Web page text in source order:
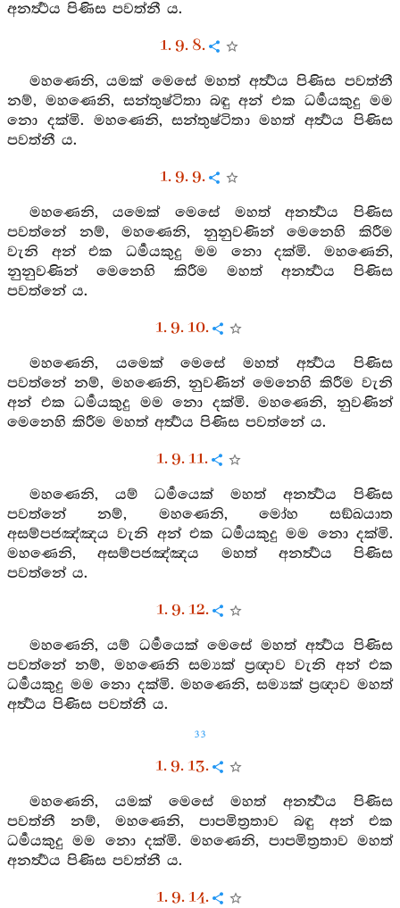
අනර්‍ත්‍ථය පිණිස පවත්නී ය.
1. 9. 8.
මහණෙනි, යමක් මෙසේ මහත් අර්‍ත්‍ථය පිණිස පවත්නී
නම්, මහණෙනි, සන්තුෂ්ටිතා බඳු අන් එක ධර්‍මයකුදු මම
නො දක්මි. මහණෙනි, සන්තුෂ්ටිතා මහත් අර්‍ත්‍ථය පිණිස
පවත්නී ය.
1. 9. 9.
මහණෙනි, යමෙක් මෙසේ මහත් අනර්‍ත්‍ථය පිණිස
පවත්නේ නම්, මහණෙනි, නුනුවණින් මෙනෙහි කිරීම
වැනි අන් එක ධර්‍මයකුදු මම නො දක්මි. මහණෙනි,
නුනුවණින් මෙනෙහි කිරීම මහත් අනර්‍ත්‍ථය පිණිස
පවත්නේ ය.
1. 9. 10.
මහණෙනි, යමෙක් මෙසේ මහත් අර්‍ත්‍ථය පිණිස
පවත්නේ නම්, මහණෙනි, නුවණින් මෙනෙහි කිරීම වැනි
අන් එක ධර්‍මයකුදු මම නො දක්මි. මහණෙනි, නුවණින්
මෙනෙහි කිරීම මහත් අර්‍ත්‍ථය පිණිස පවත්නේ ය.
1. 9. 11.
මහණෙනි, යම් ධර්‍මයෙක් මහත් අනර්‍ත්‍ථය පිණිස
පවත්නේ නම්, මහණෙනි, මෝහ සඞ්ඛයාත
අසම්පජඤ්ඤය වැනි අන් එක ධර්‍මයකුදු මම නො දක්මි.
මහණෙනි, අසම්පජඤ්ඤය මහත් අනර්‍ත්‍ථය පිණිස
පවත්නේ ය.
1. 9. 12.
මහණෙනි, යම් ධර්‍මයෙක් මෙසේ මහත් අර්‍ත්‍ථය පිණිස
පවත්නේ නම්, මහණෙනි සම්‍යක් ප්‍රඥාව වැනි අන් එක
ධර්‍මයකුදු මම නො දක්මි. මහණෙනි, සම්‍යක් ප්‍රඥාව මහත්
අර්‍ත්‍ථය පිණිස පවත්නී ය.
33
1. 9. 13.
මහණෙනි, යමක් මෙසේ මහත් අනර්‍ත්‍ථය පිණිස
පවත්නී නම්, මහණෙනි, පාපමිත්‍රතාව බඳු අන් එක
ධර්‍මයකුදු මම නො දක්මි. මහණෙනි, පාපමිත්‍රතාව මහත්
අනර්‍ත්‍ථය පිණිස පවත්නී ය.
1. 9. 14.